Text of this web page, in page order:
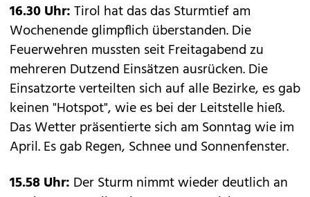
16.30 Uhr:Tirol hat das das Sturmtief am
Wochenende glimpflich überstanden. Die
Feuerwehren mussten seit Freitagabend zu
mehreren Dutzend Einsätzen ausrücken. Die
Einsatzorte verteilten sich auf alle Bezirke, es gab
keinen "Hotspot", wie es bei der Leitstelle hieß.
Das Wetter präsentierte sich am Sonntag wie im
April. Es gab Regen, Schnee und Sonnenfenster.
15.58 Uhr: Der Sturm nimmt wieder deutlich an